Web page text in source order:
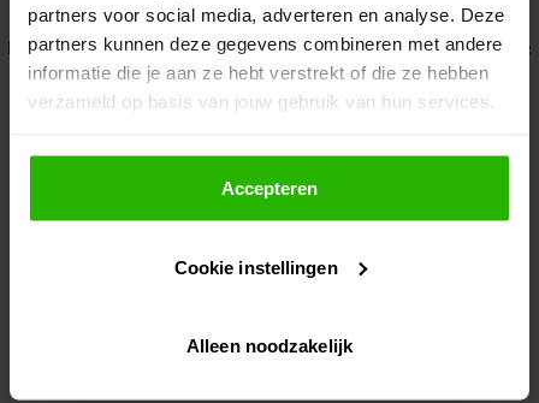
partners voor social media, adverteren en analyse. Deze
partners kunnen deze gegevens combineren met andere
informatie die je aan ze hebt verstrekt of die ze hebben
verzameld op basis van jouw gebruik van hun services.
Als je op "Accepteer" klikt, dan geef je Voordeeluitjes.nl
toestemming om cookies voor social media en
gepersonaliseerde advertenties te plaatsen.
Lees hier meer over in onsprivacybeleid
Via "Cookie instellingen" kun je ook zelf instellen welke
Accepteren
Cookie instellingen
Alleen noodzakelijk
Application error: a client-side exception has occurred while
loadingwww.voordeeluitjes.nl (see the browser console for more
information).